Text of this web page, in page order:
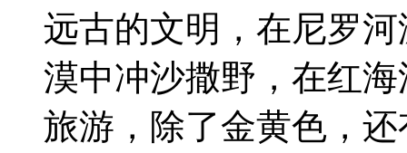
远古的文明，在尼罗
漠中冲沙撒野，在红
旅游，除了金黄色，